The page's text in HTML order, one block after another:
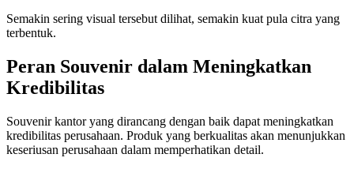
Semakin sering visual tersebut dilihat, semakin kuat pula citra yang
terbentuk.
Peran Souvenir dalam Meningkatkan
Kredibilitas
Souvenir kantor yang dirancang dengan baik dapat meningkatkan
kredibilitas perusahaan. Produk yang berkualitas akan menunjukkan
keseriusan perusahaan dalam memperhatikan detail.